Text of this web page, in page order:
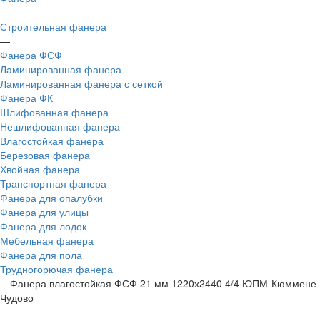
—
Строительная фанера
—
Фанера ФСФ
Ламинированная фанера
Ламинированная фанера с сеткой
Фанера ФК
Шлифованная фанера
Нешлифованная фанера
Влагостойкая фанера
Березовая фанера
Хвойная фанера
Транспортная фанера
Фанера для опалубки
Фанера для улицы
Фанера для лодок
Мебельная фанера
Фанера для пола
Трудногорючая фанера
—Фанера влагостойкая ФСФ 21 мм 1220х2440 4/4 ЮПМ-Кюммене
Чудово